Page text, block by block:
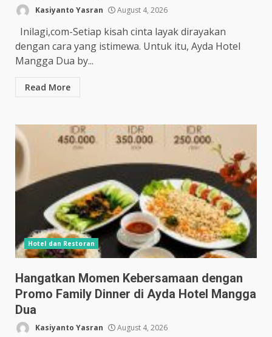
Kasiyanto Yasran August 4, 2026
Inilagi,com-Setiap kisah cinta layak dirayakan
dengan cara yang istimewa. Untuk itu, Ayda Hotel
Mangga Dua by...
Read More
Hotel dan Restoran
Hangatkan Momen Kebersamaan dengan
Promo Family Dinner di Ayda Hotel Mangga
Dua
Kasiyanto Yasran August 4, 2026